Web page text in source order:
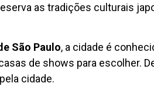
as tradições culturais
São Paulo, a cidade é
de shows para escolher.
cidade.